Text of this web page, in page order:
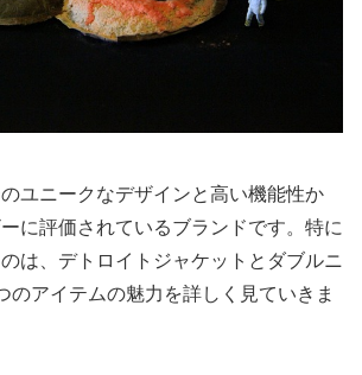
ユニークなデザインと高い機能性か
に評価されているブランドです。特に
は、デトロイトジャケットとダブルニ
のアイテムの魅力を詳しく見ていきま